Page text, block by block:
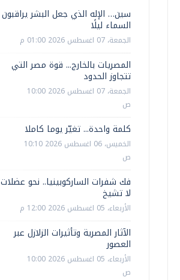
سين… الإله الذي جعل البشر يراقبون
السماء ليلًا
الجمعة، 07 اغسطس 2026 01:00 م
المصريات بالخارج... قوة مصر التي
تتجاوز الحدود
الجمعة، 07 اغسطس 2026 10:00
ص
كلمة واحدة... تغيّر يوما كاملا
الخميس، 06 اغسطس 2026 10:10
ص
فك شفرات الساركوبينيا.. نحو عضلات
لا تشيخ
الأربعاء، 05 اغسطس 2026 12:00 م
الآثار المصرية وتأثيرات الزلازل عبر
العصور
الأربعاء، 05 اغسطس 2026 10:00
ص